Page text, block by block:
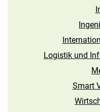
Logistik und
Smart